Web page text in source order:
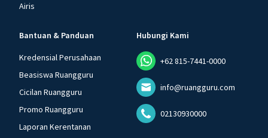
Airis
Bantuan & Panduan
Kredensial Perusahaan
Beasiswa Ruangguru
Cicilan Ruangguru
Promo Ruangguru
Laporan Kerentanan
Hubungi Kami
+62 815-7441-0000
info@ruangguru.com
02130930000